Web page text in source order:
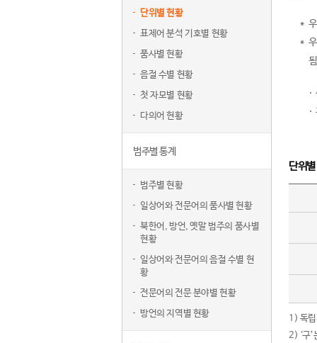
단위별 현황
표제어 분석 기호별 현황
품사별 현황
음절 수별 현황
첫 자모별 현황
다의어 현황
범주별 통계
범주별 현황
일상어와 전문어의 품사별 현황
북한어, 방언, 옛말 범주의 품사별
현황
일상어와 전문어의 음절 수별 현
황
전문어의 전문 분야별 현황
방언의 지역별 현황
단위
1) 독립
2) ‘구